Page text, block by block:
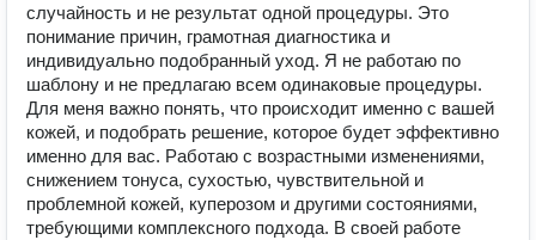
случайность и не результат одной процедуры. Это
понимание причин, грамотная диагностика и
индивидуально подобранный уход. Я не работаю по
шаблону и не предлагаю всем одинаковые процедуры.
Для меня важно понять, что происходит именно с вашей
кожей, и подобрать решение, которое будет эффективно
именно для вас. Работаю с возрастными изменениями,
снижением тонуса, сухостью, чувствительной и
проблемной кожей, куперозом и другими состояниями,
требующими комплексного подхода. В своей работе